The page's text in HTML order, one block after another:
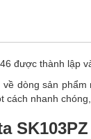
được thành lập
dòng sản
cách nhanh
SK103PZ